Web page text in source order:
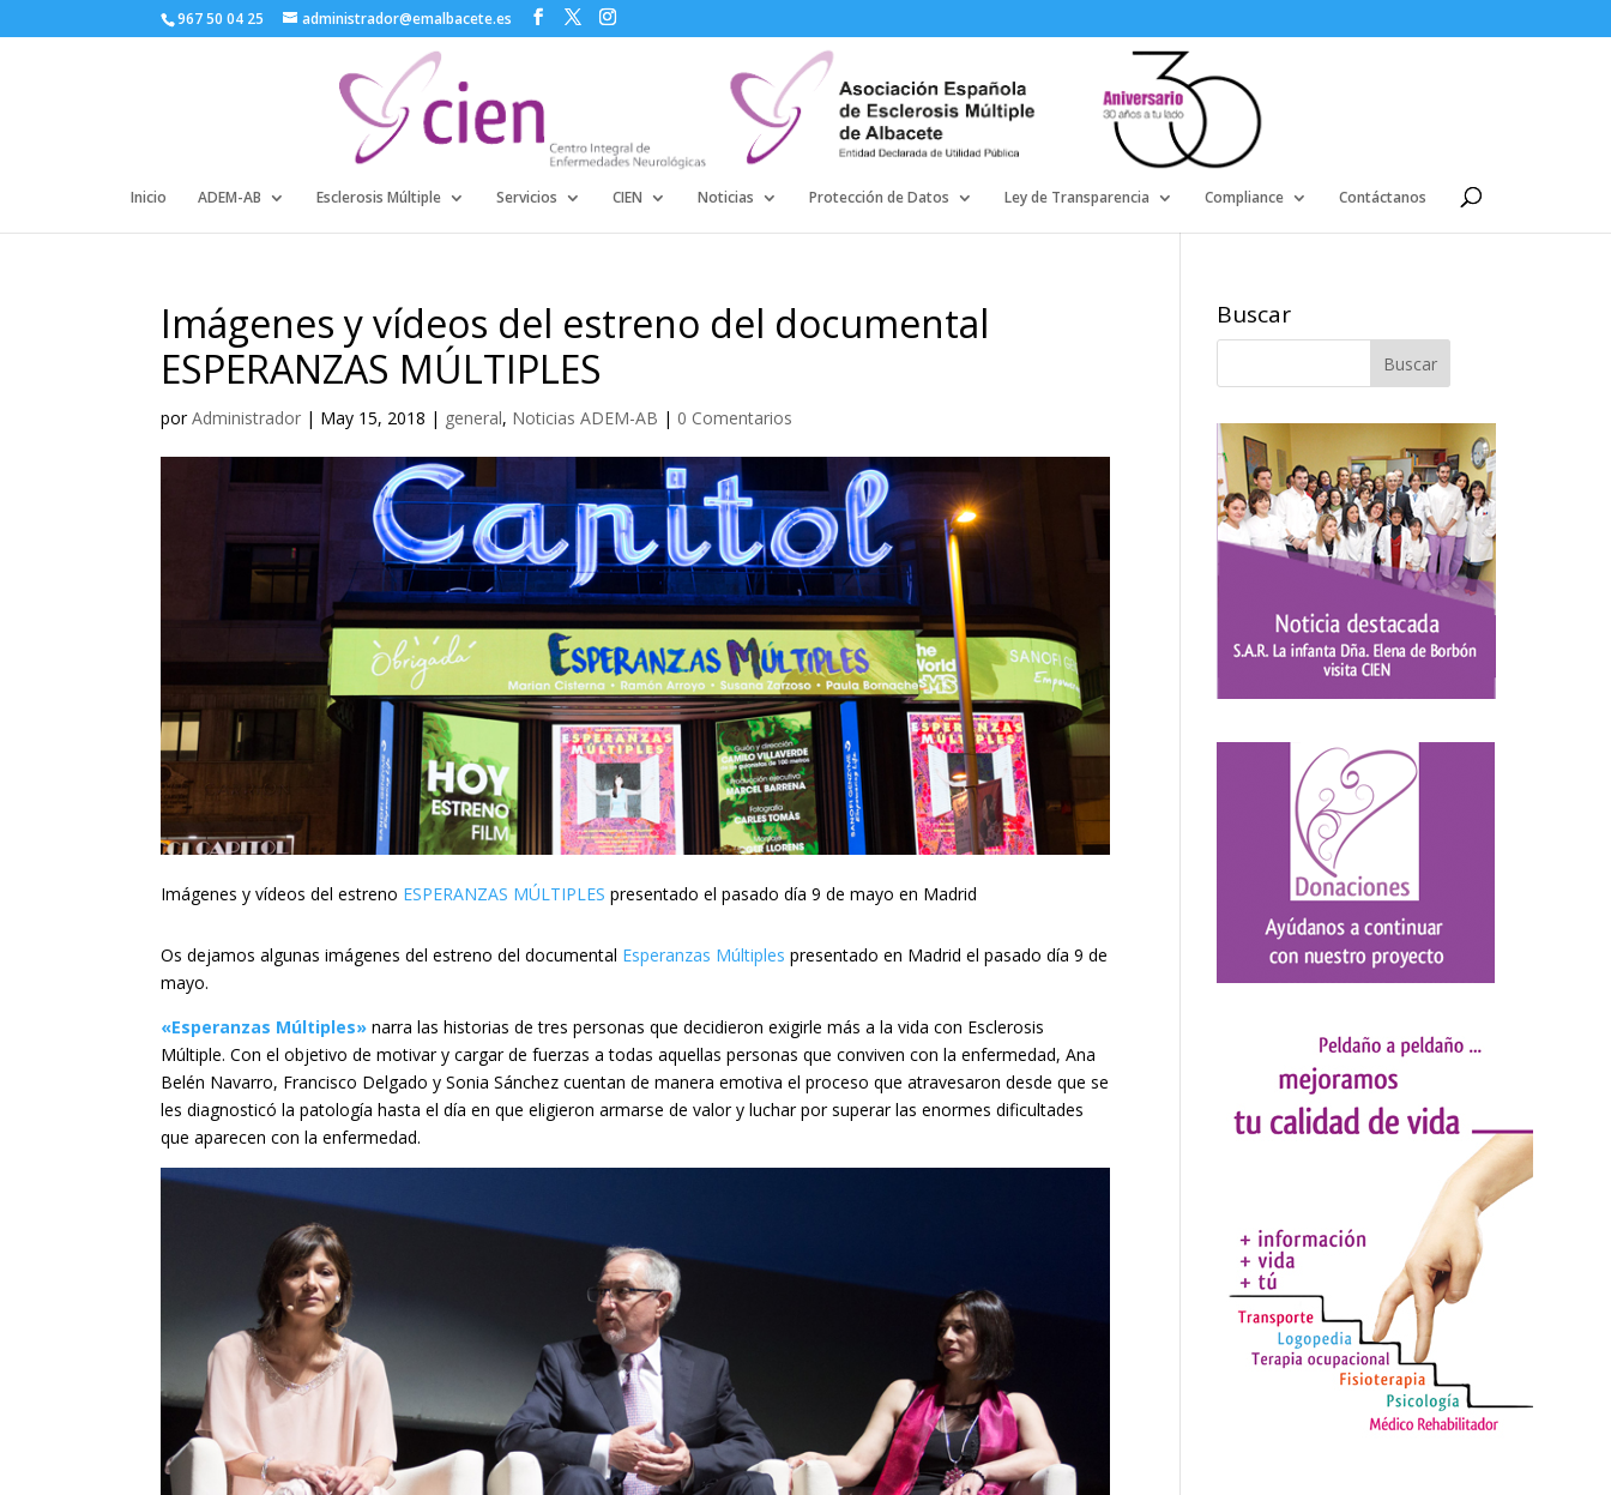
967 50 04 25 administrador@emalbacete.es
Inicio ADEM-AB Esclerosis Múltiple Servicios CIEN Noticias Protección de Datos Ley de Transparencia Compliance Contáctanos
Imágenes y vídeos del estreno del documental
ESPERANZAS MÚLTIPLES
porAdministrador | May 15, 2018 | general, Noticias ADEM-AB | 0 Comentarios
Imágenes y vídeos del estreno ESPERANZAS MÚLTIPLES presentado el pasado día 9 de mayo en Madrid
Os dejamos algunas imágenes del estreno del documental Esperanzas Múltiples presentado en Madrid el pasado día 9 de
mayo.
«Esperanzas Múltiples» narra las historias de tres personas que decidieron exigirle más a la vida con Esclerosis
Múltiple. Con el objetivo de motivar y cargar de fuerzas a todas aquellas personas que conviven con la enfermedad, Ana
Belén Navarro, Francisco Delgado y Sonia Sánchez cuentan de manera emotiva el proceso que atravesaron desde que se
les diagnosticó la patología hasta el día en que eligieron armarse de valor y luchar por superar las enormes dificultades
que aparecen con la enfermedad.
Buscar